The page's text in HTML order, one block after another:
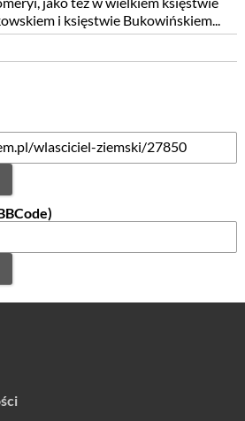
i księstwie Bukowińskiem...